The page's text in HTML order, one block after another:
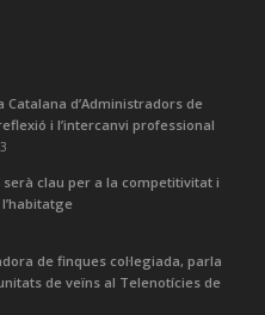
Catalana d’Administradors de
i l’intercanvi professional
serà clau per a la competitivitat i
de finques col·legiada, parla
de veïns al Telenotícies de